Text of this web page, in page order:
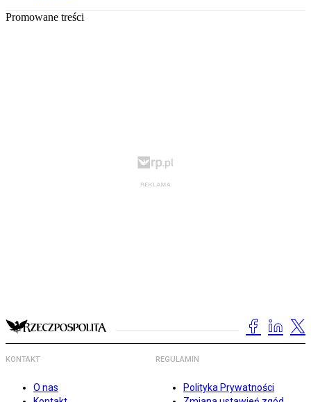
Promowane treści
KONTAKT
O nas
REGULAMIN
Polityka Prywatności